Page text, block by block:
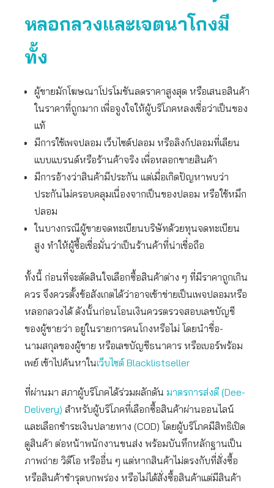
หลอกลวงและเจตนาโกงมี
ทั้ง
ผู้ขายมักโฆษณาโปรโมชันลดราคาสูงสุด หรือเสนอสินค้า
ในราคาที่ถูกมาก เพื่อจูงใจให้ผู้บริโภคหลงเชื่อว่าเป็นของ
แท้
มีการใช้เพจปลอม เว็บไซต์ปลอม หรือลิงก์ปลอมที่เลียน
แบบแบรนด์หรือร้านค้าจริง เพื่อหลอกขายสินค้า
มีการอ้างว่าสินค้ามีประกัน แต่เมื่อเกิดปัญหาพบว่า
ประกันไม่ครอบคลุมเนื่องจากเป็นของปลอม หรือใช้หมึก
ปลอม
ในบางกรณีผู้ขายจดทะเบียนบริษัทด้วยทุนจดทะเบียน
สูง ทำให้ผู้ซื้อเชื่อมั่นว่าเป็นร้านค้าที่น่าเชื่อถือ
ทั้งนี้ ก่อนที่จะตัดสินใจเลือกซื้อสินค้าต่าง ๆ ที่มีราคาถูกเกิน
ควร จึงควรตั้งข้อสังเกตได้ว่าอาจเข้าข่ายเป็นเพจปลอมหรือ
หลอกลวงได้ ดังนั้นก่อนโอนเงินควรตรวจสอบเลขบัญชี
ของผู้ขายว่า อยู่ในรายการคนโกงหรือไม่ โดยนำชื่อ-
นามสกุลของผู้ขาย หรือเลขบัญชีธนาคาร หรือเบอร์พร้อม
เพย์ เข้าไปค้นหาในเว็บไซต์ Blacklistseller
ที่ผ่านมา สภาผู้บริโภคได้ร่วมผลักดัน มาตรการส่งดี (Dee-
Delivery) สำหรับผู้บริโภคที่เลือกซื้อสินค้าผ่านออนไลน์
และเลือกชำระเงินปลายทาง (COD) โดยผู้บริโภคมีสิทธิเปิด
ดูสินค้า ต่อหน้าพนักงานขนส่ง พร้อมบันทึกหลักฐานเป็น
ภาพถ่าย วิดีโอ หรืออื่น ๆ แต่หากสินค้าไม่ตรงกับที่สั่งซื้อ
หรือสินค้าชำรุดบกพร่อง หรือไม่ได้สั่งซื้อสินค้าแต่มีสินค้า